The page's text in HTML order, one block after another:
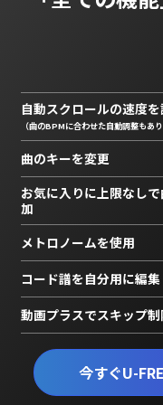
今すぐU-
自動スクロールの速度
（曲のBPMに合わせた自動調整もあり
曲のキーを変更
お気に入りに上限なし
加
メトロノームを使用
コード譜を自分用に編集
動画プラスでスキップ